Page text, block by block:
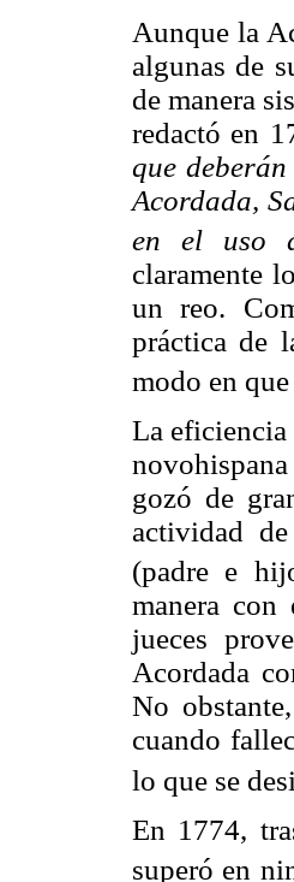
Aunque la
algunas de
de manera
redactó en
que
Acordada,
en el uso
claramente
un reo.
práctica de
modo en
La
gozó de
actividad
(padre e
manera
jueces
Acordada
No
cuando
lo que se
En 1774,
superó en